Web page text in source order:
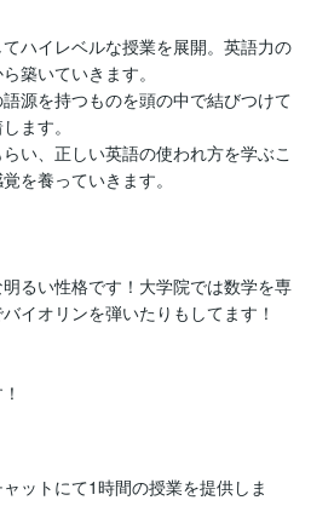
ハイレベルな授業を展開。英語力の
築いていきます。
源を持つものを頭の中で結びつけて
ます。
い、正しい英語の使われ方を学ぶこ
を養っていきます。
るい性格です！大学院では数学を専
イオリンを弾いたりもしてます！
ットにて1時間の授業を提供しま